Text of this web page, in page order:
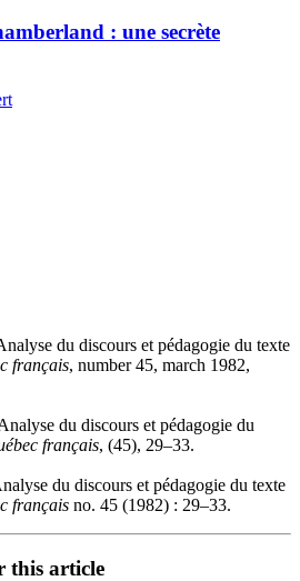
: une secrète
du discours et pédagogie du texte
français, number 45, march 1982,
du discours et pédagogie du
français, (45), 29–33.
du discours et pédagogie du texte
français no. 45 (1982) : 29–33.
this article